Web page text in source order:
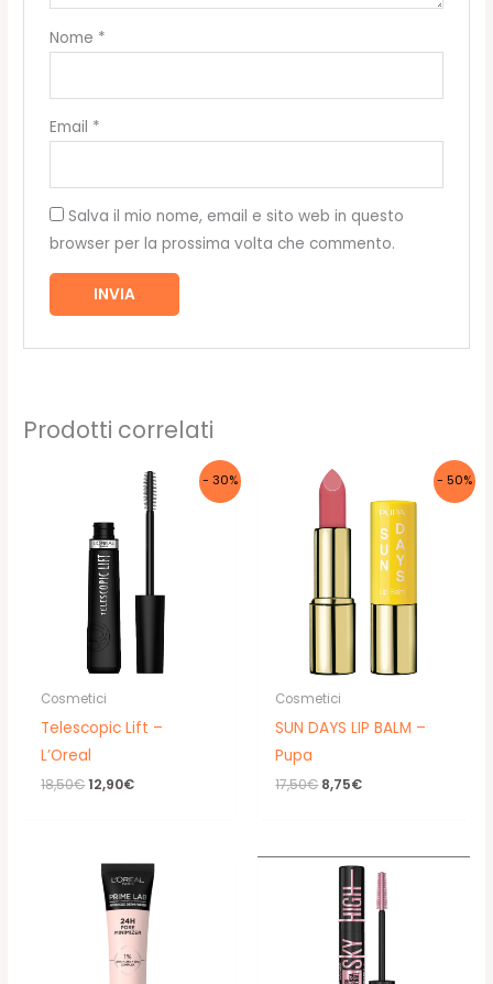
Nome *
Email *
Salva il mio nome, email e sito web in questo
browser per la prossima volta che commento.
Prodotti correlati
- 30%
Cosmetici
Telescopic Lift –
L’Oreal
18,50€Il
12,90€Il
- 50%
Cosmetici
SUN DAYS LIP BALM –
Pupa
17,50€ Il
17,50€.
8,75€Il
8,75€.